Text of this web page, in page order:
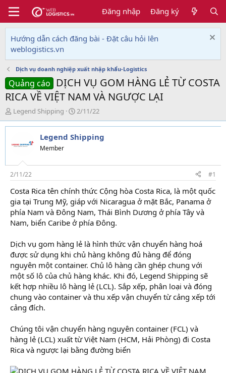
Đăng nhập Đăng ký
Hướng dẫn cách đăng bài - Đặt câu hỏi lên
weblogistics.vn
Dịch vụ doanh nghiệp xuất nhập khẩu-Logistics
Quảng cáo
DỊCH VỤ GOM HÀNG LẺ TỪ COSTA
RICA VỀ VIỆT NAM VÀ NGƯỢC LẠI
T
h
r
a
s
t
a
r
t
e
r
Legend Shipping
N
g
à
y
i
2/11/22
Legend Shipping
Member
2/11/22 #1
Costa Rica tên chính thức Cộng hòa Costa Rica, là một quốc
gia tại Trung Mỹ, giáp với Nicaragua ở mặt Bắc, Panama ở
phía Nam và Đông Nam, Thái Bình Dương ở phía Tây và
Nam, biển Caribe ở phía Đông.
Dịch vụ gom hàng lẻ là hình thức vận chuyển hàng hoá
được sử dụng khi chủ hàng không đủ hàng để đóng
nguyên một container. Chủ lô hàng cần ghép chung với
một số lô của chủ hàng khác. Khi đó, Legend Shipping sẽ
kết hợp nhiều lô hàng lẻ (LCL). Sắp xếp, phân loại và đóng
chung vào container và thu xếp vận chuyển từ cảng xếp tới
cảng đích.
Chúng tôi vận chuyển hàng nguyên container (FCL) và
hàng lẻ (LCL) xuất từ Việt Nam (HCM, Hải Phòng) đi Costa
Rica và ngược lại bằng đường biển